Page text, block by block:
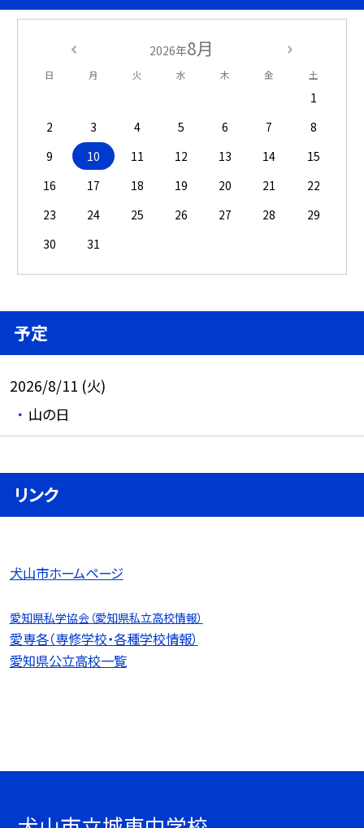
2026年8月
日 月 火 水 木 金 土
1
2
3 4 5 6 7
8
9
10 11 12 13 14
15
16
17 18 19 20 21
22
23
24 25 26 27 28
29
30
31
予定
2026/8/11 (火)
山の日
リンク
犬山市ホームページ
愛知県私学協会（愛知県私立高校情報）
愛専各（専修学校・各種学校情報）
愛知県公立高校一覧